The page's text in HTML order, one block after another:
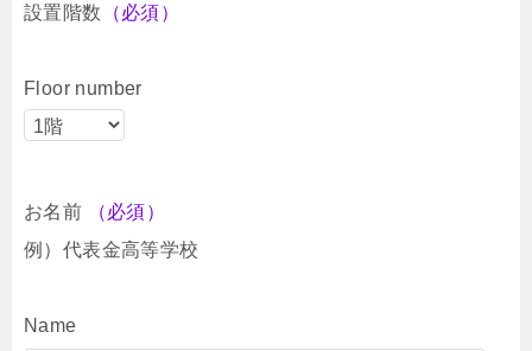
設置階数 （必須）
Floor number
お名前
（必須）
例）代表金高等学校
Name